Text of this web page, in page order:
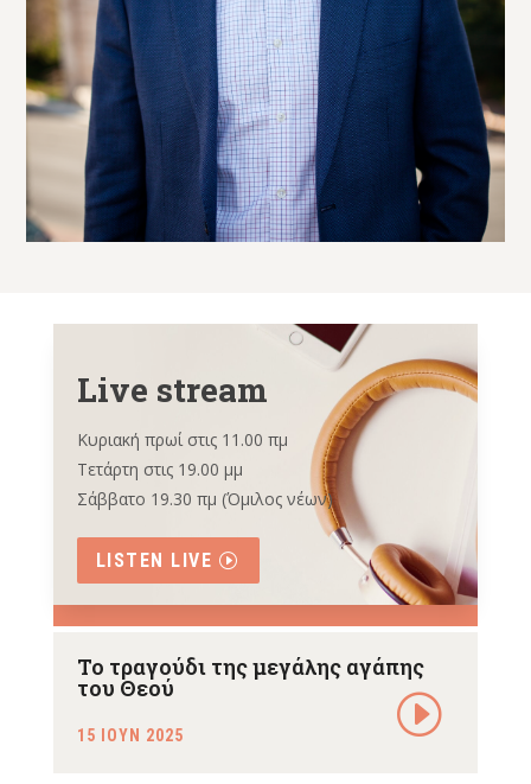
Live stream
Κυριακή πρωί στις 11.00 πμ
Τετάρτη στις 19.00 μμ
Σάββατο 19.30 πμ (Όμιλος νέων)
LISTEN LIVE
Το τραγούδι της μεγάλης αγάπης
του Θεού
15 ΙΟΥΝ 2025